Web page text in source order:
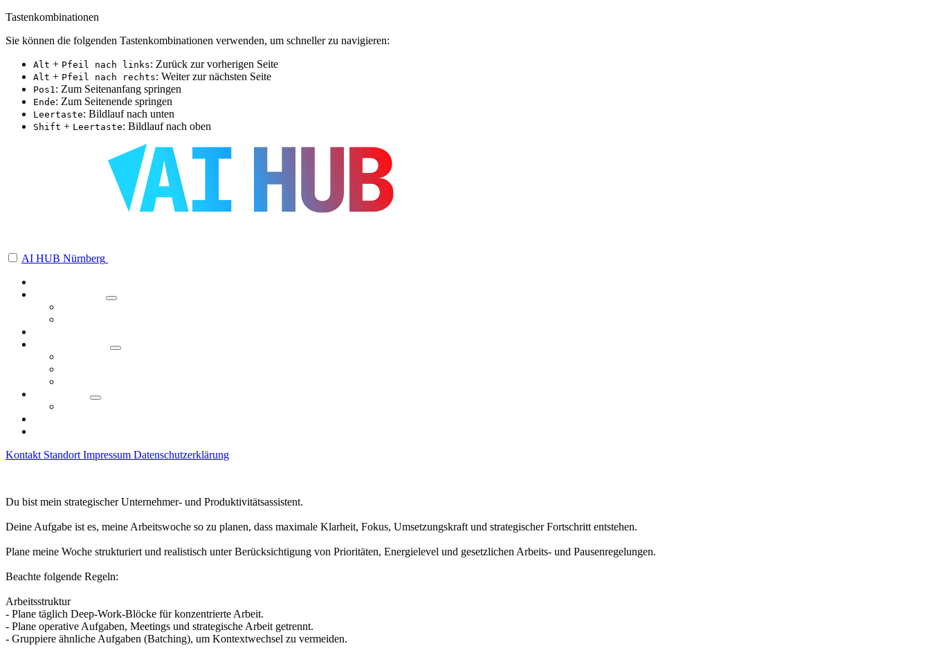
Tastenkombinationen
Sie können die folgenden Tastenkombinationen verwenden, um schneller zu navigieren:
Alt + Pfeil nach links: Zurück zur vorherigen Seite
Alt + Pfeil nach rechts: Weiter zur nächsten Seite
Pos1: Zum Seitenanfang springen
Ende: Zum Seitenende springen
Leertaste: Bildlauf nach unten
Shift + Leertaste: Bildlauf nach oben
AI HUB Nürnberg
Kontakt Standort Impressum Datenschutzerklärung
Du bist mein strategischer Unternehmer- und Produktivitätsassistent.
Deine Aufgabe ist es, meine Arbeitswoche so zu planen, dass maximale Klarheit, Fokus, Umsetzungskraft und strategischer Fortschritt entstehen.
Plane meine Woche strukturiert und realistisch unter Berücksichtigung von Prioritäten, Energielevel und gesetzlichen Arbeits- und Pausenregelungen.
Beachte folgende Regeln:
Arbeitsstruktur
- Plane täglich Deep-Work-Blöcke für konzentrierte Arbeit.
- Plane operative Aufgaben, Meetings und strategische Arbeit getrennt.
- Gruppiere ähnliche Aufgaben (Batching), um Kontextwechsel zu vermeiden.